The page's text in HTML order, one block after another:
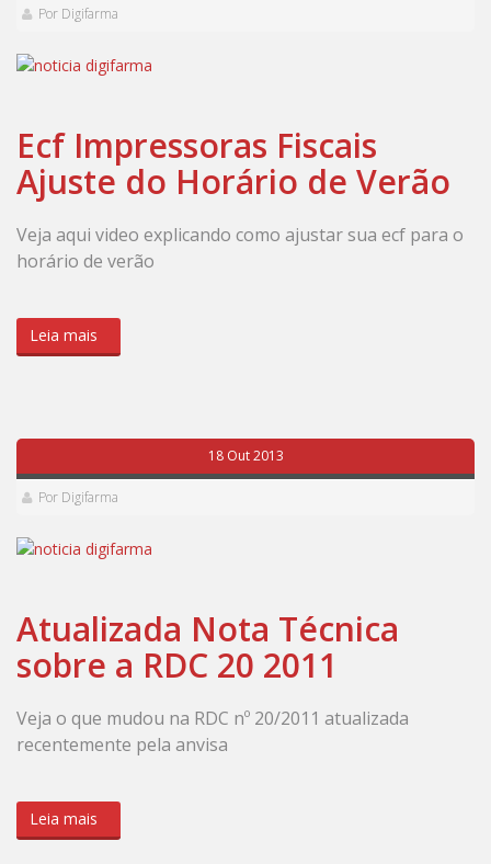
Por Digifarma
Ecf Impressoras Fiscais
Ajuste do Horário de Verão
Veja aqui video explicando como ajustar sua ecf para o
horário de verão
Leia mais
18 Out 2013
Por Digifarma
Atualizada Nota Técnica
sobre a RDC 20 2011
Veja o que mudou na RDC nº 20/2011 atualizada
recentemente pela anvisa
Leia mais